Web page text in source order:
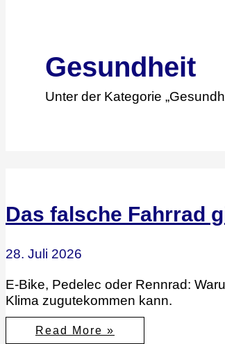
Gesundheit
Unter der Kategorie
Das falsche Fahrrad
28. Juli 2026
E-Bike, Pedelec oder Rennrad:
Klima zugutekommen kann.
Das
falsche
Read More »